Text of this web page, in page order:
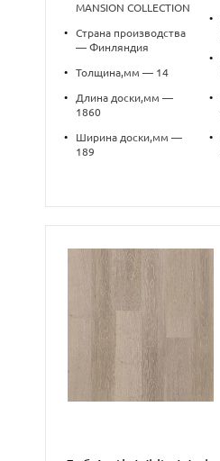
MANSION COLLECTION
•
Страна производства
— Финляндия
• Толщина,мм — 14
•
Длина доски,мм —
1860
•
Ширина доски,мм —
189
•
•
•
•